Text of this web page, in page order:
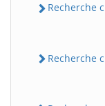
Recherche
Recherche